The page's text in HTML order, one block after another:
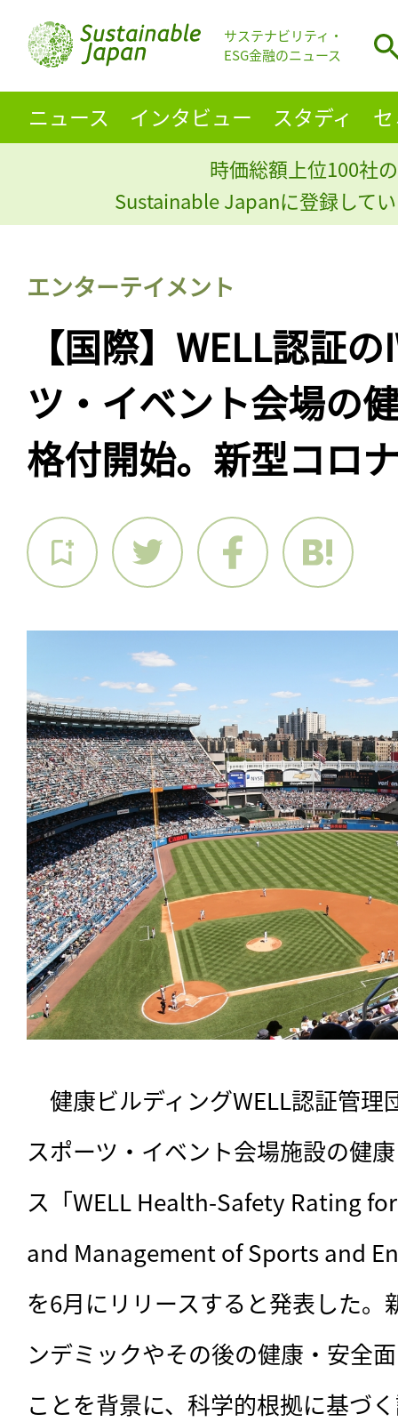
サステナビリティ・
ESG金融のニュース
ニュース インタビュー スタディ
時価総額上位100社
Sustainable Japanに登録して
エンターテイメント
【国際】WELL認証
ツ・イベント会場の
格付開始。新型コロ
健康ビルディングWELL認証管理
スポーツ・イベント会場施設の健
ス「WELL Health-Safety Rating
and Management of Sports and
を6月にリリースすると発表した。
ンデミックやその後の健康・安全
ことを背景に、科学的根拠に基づ